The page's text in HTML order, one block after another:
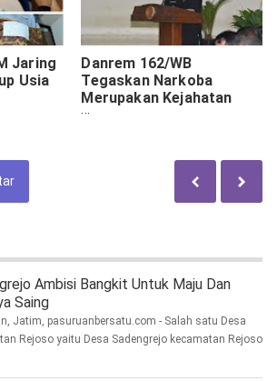
Jaring
Usia
Danrem 162/WB
Tegaskan Narkoba
Merupakan Kejahatan
Extra Ordinary Crime
Ambisi Bangkit Untuk Maju Dan
Saing
Jatim, pasuruanbersatu.com - Salah satu Desa
Rejoso yaitu Desa Sadengrejo kecamatan Rejoso